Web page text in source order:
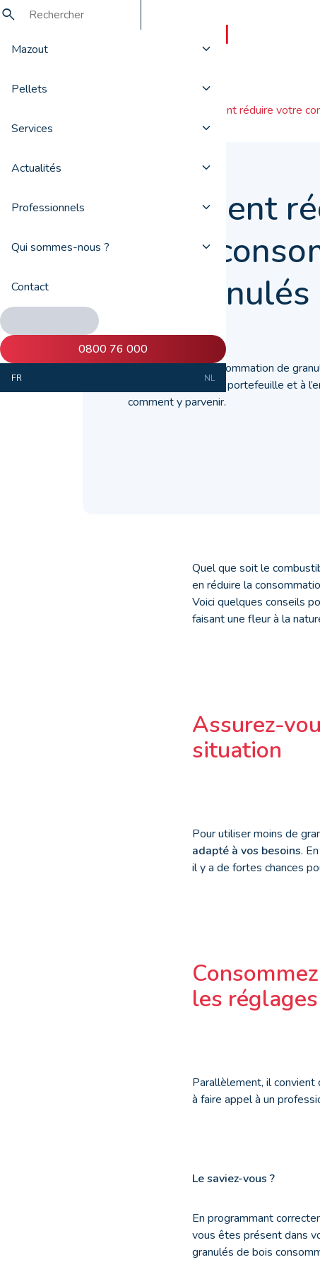
Mazout
Pellets
Services
Actualités
Professionnels
Qui sommes-nous ?
Contact
0800 76 000
FR NL
Comment réduire votre
Comment
votre
de
Diminuer votre consommation de
faire du bien à votre portefeuille et à
comment y parvenir.
Quel que soit le
en réduire la
Voici quelques conseils
faisant une fleur à la
Assurez-
situation
Pour utiliser moins de
adapté à vos besoins.
il y a de fortes chances
les
Parallèlement, il convient
à faire appel à un
Le saviez-vous ?
En programmant
vous êtes présent dans
granulés de bois